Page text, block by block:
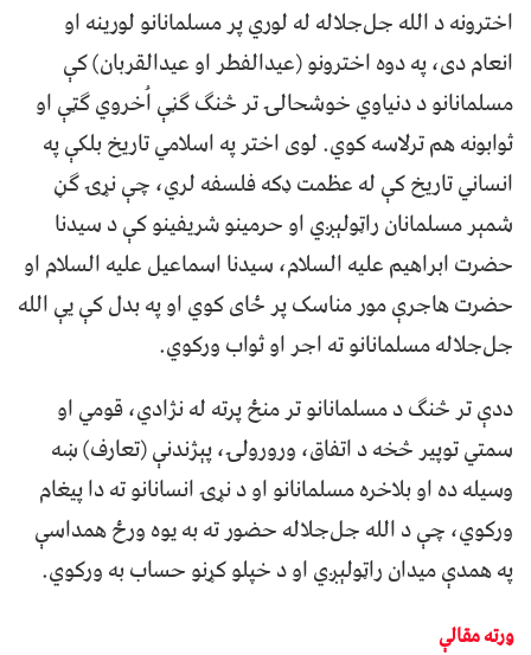
اخترونه د الله جل‌جلاله له لوري پر مسلمانانو لورینه او
انعام دی، په دوه اخترونو (عیدالفطر او عیدالقربان) کې
مسلمانانو د دنیاوي خوشحالۍ تر څنګ ګڼې اُخروي ګټې او
ثوابونه هم ترلاسه کوي. لوی اختر په اسلامي تاریخ بلکې په
انساني تاریخ کې له عظمت ډکه فلسفه لري، چې نړۍ ګڼ
شمېر مسلمانان راټولېږي او حرمینو شریفینو کې د سیدنا
حضرت ابراهیم علیه السلام، سیدنا اسماعیل علیه السلام او
حضرت هاجرې مور مناسک پر ځای کوي او په بدل کې یې الله
جل‌جلاله مسلمانانو ته اجر او ثواب ورکوي.
ددې تر څنګ د مسلمانانو تر منځ پرته له نژادي، قومي او
سمتي توپیر څخه د اتفاق، ورورولۍ، پېژندنې (تعارف) ښه
وسیله ده او بلاخره مسلمانانو او د نړۍ انسانانو ته دا پیغام
ورکوي، چې د الله جل‌جلاله حضور ته به یوه ورځ همداسې
په همدې میدان راټولېږي او د خپلو کړنو حساب به ورکوي.
ورته مقالې